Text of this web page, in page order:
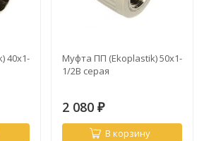
40х1-
Муфта ПП (Ekoplastik) 50х1-
1/2В серая
2 080 ₽
В корзину